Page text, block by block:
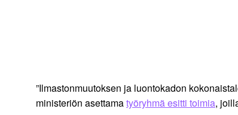
”Ilmastonmuutoksen ja luontokadon
ministeriön asettamatyöryhmä esitti toimia,